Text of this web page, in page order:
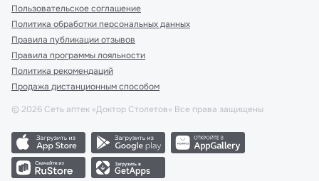
Пользовательское соглашение
Политика обработки персональных данных
Правила публикации отзывов
Правила программы лояльности
Политика рекомендаций
Продажа дистанционным способом
© 2026 Сеть аптек «Доктор Столетов» Все права защищены